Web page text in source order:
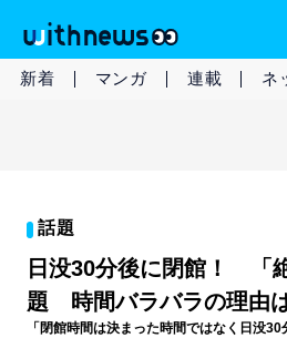
新着 マンガ 連載 ネ
話題
日没30分後に閉館！ 「
題 時間バラバラの理由
「閉館時間は決まった時間ではなく日没